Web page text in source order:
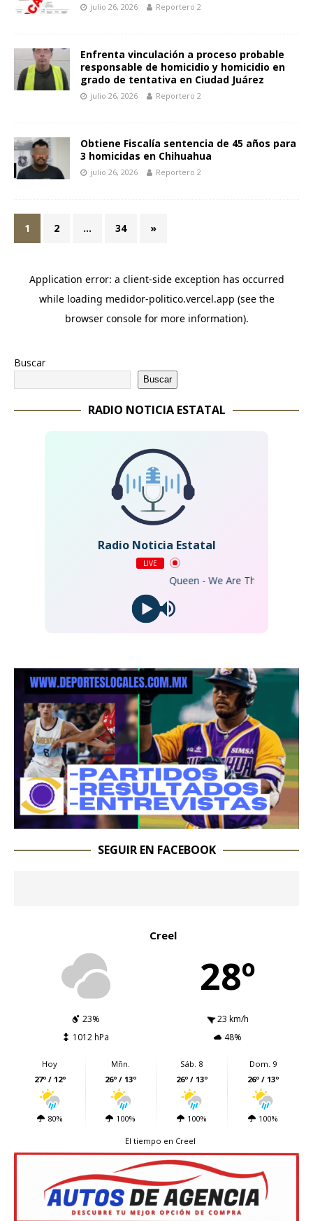
julio 26, 2026 Reportero 2
Enfrenta vinculación a proceso probable
responsable de homicidio y homicidio en
grado de tentativa en Ciudad Juárez
julio 26, 2026 Reportero 2
Obtiene Fiscalía sentencia de 45 años para
3 homicidas en Chihuahua
julio 26, 2026 Reportero 2
1 2 … 34 »
Buscar
Buscar
RADIO NOTICIA ESTATAL
Radio Noticia Estatal
LIVE
Queen - We Are The Champions
SEGUIR EN FACEBOOK
Creel
28º
23%
23 km/h
1012 hPa
48%
Hoy
27º / 12º
80%
Mñn.
26º / 13º
100%
Sáb. 8
26º / 13º
100%
Dom. 9
26º / 13º
100%
El tiempo en Creel